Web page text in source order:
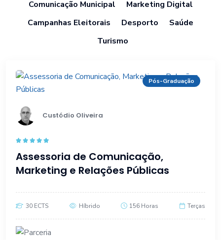
Comunicação Municipal
Marketing Digital
Campanhas Eleitorais
Desporto
Saúde
Turismo
Pós-Graduação
Custódio Oliveira
out of 5
Assessoria de Comunicação,
Marketing e Relações Públicas
30 ECTS Híbrido 156 Horas Terças